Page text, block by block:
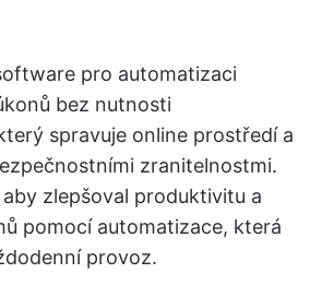
pro automatizaci
bez nutnosti
spravuje online prostředí a
zranitelnostmi.
zlepšoval produktivitu a
pomocí automatizace, která
provoz.